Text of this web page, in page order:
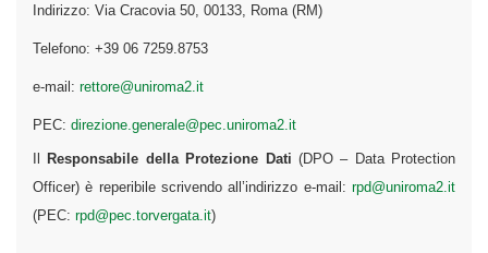
Indirizzo: Via Cracovia 50, 00133, Roma (RM)
Telefono: +39 06 7259.8753
e-mail: rettore@uniroma2.it
PEC: direzione.generale@pec.uniroma2.it
IlResponsabile della Protezione Dati (DPO – Data Protection
Officer) è reperibile scrivendo all’indirizzo e-mail: rpd@uniroma2.it
(PEC: rpd@pec.torvergata.it)